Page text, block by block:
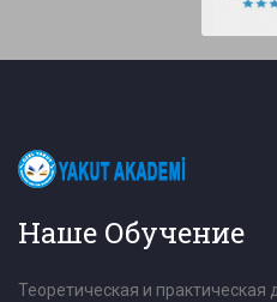
Наше Обучение
Теоретическая и практическая